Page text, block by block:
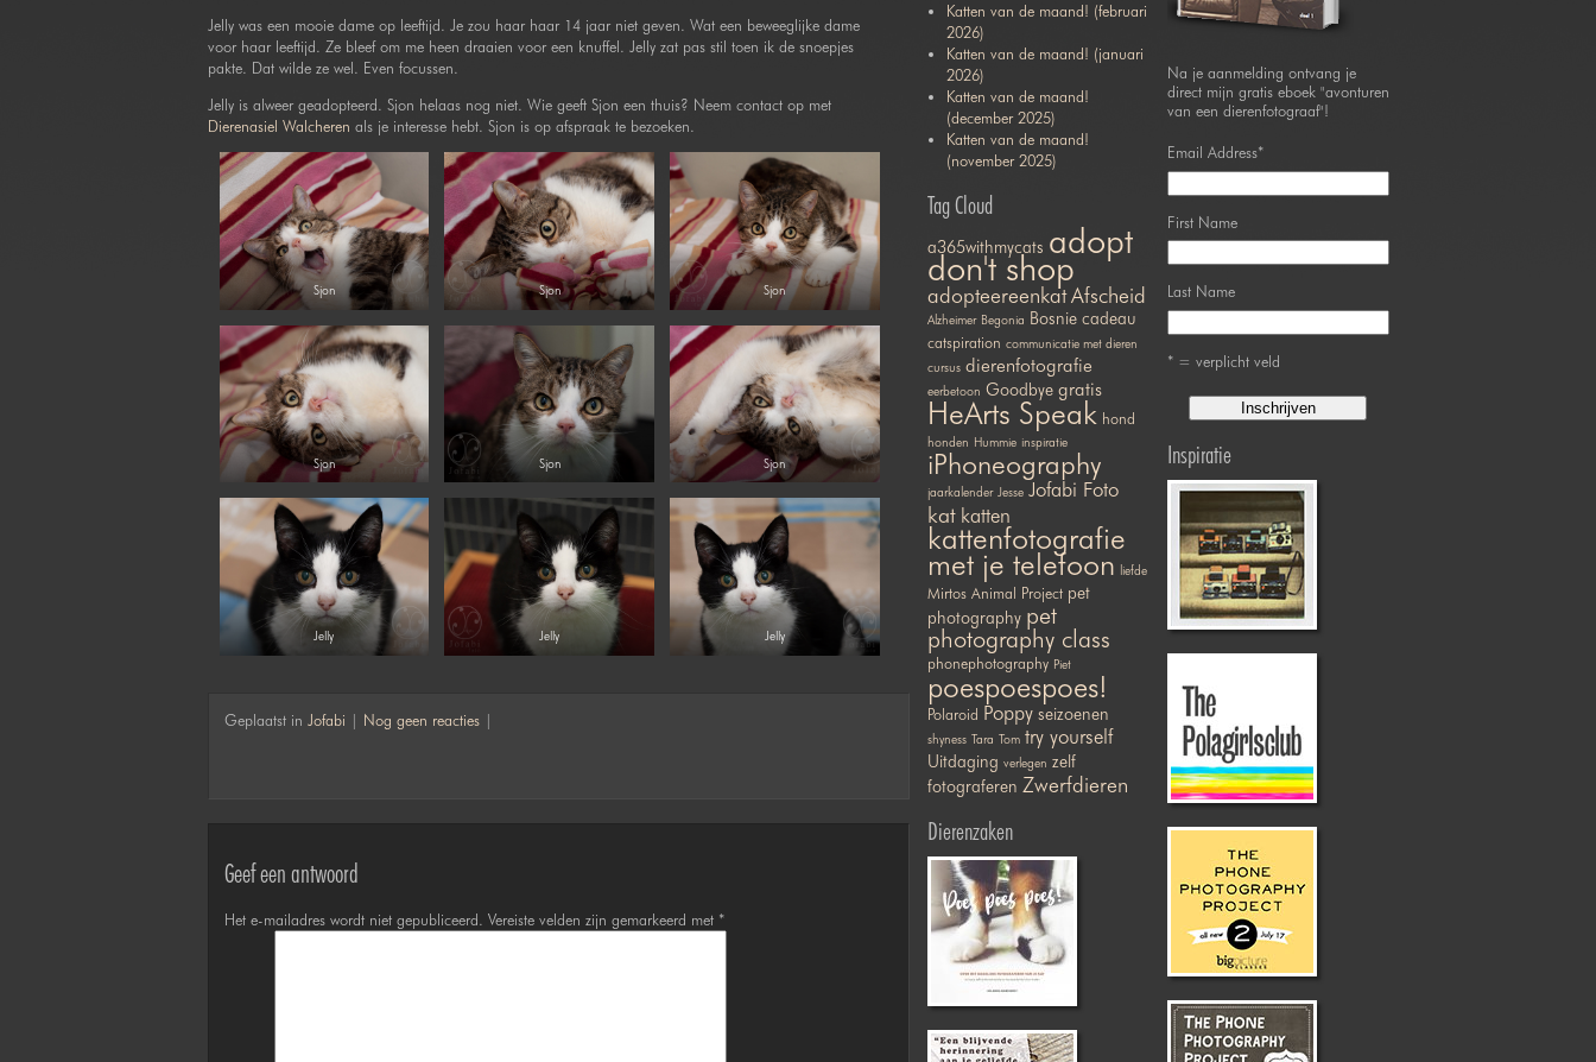
Jelly was een mooie dame op leeftijd. Je zou haar haar 14 jaar niet geven. Wat een beweeglijke dame
voor haar leeftijd. Ze bleef om me heen draaien voor een knuffel. Jelly zat pas stil toen ik de snoepjes
pakte. Dat wilde ze wel. Even focussen.
Jelly is alweer geadopteerd. Sjon helaas nog niet. Wie geeft Sjon een thuis? Neem contact op met
Dierenasiel Walcheren als je interesse hebt. Sjon is op afspraak te bezoeken.
Sjon Sjon Sjon
Sjon Sjon Sjon
Jelly Jelly Jelly
Geplaatst in Jofabi | Nog geen reacties|
Geef een antwoord
Het e-mailadres wordt niet gepubliceerd. Vereiste velden zijn gemarkeerd met *
Katten van de maand! (februari
2026)
Katten van de maand! (januari
2026)
Katten van de maand!
(december 2025)
Katten van de maand!
(november 2025)
Tag Cloud
a365withmycats adopt
don't shop
adopteereenkat Afscheid
Alzheimer Begonia Bosnie cadeau
catspiration communicatie met dieren
cursus dierenfotografie
eerbetoon Goodbye gratis
HeArts Speak hond
honden Hummie inspiratie
iPhoneography
jaarkalender Jesse Jofabi Foto
kat katten
kattenfotografie
met je telefoon liefde
Mirtos Animal Project pet
photography pet
photography class
phonephotography Piet
poespoespoes!
Polaroid Poppy seizoenen
shyness Tara Tom try yourself
Uitdaging verlegen zelf
fotograferen Zwerfdieren
Dierenzaken
Na je aanmelding ontvang je
direct mijn gratis eboek "avonturen
van een dierenfotograaf"!
Email Address*
First Name
Last Name
* = verplicht veld
Inspiratie